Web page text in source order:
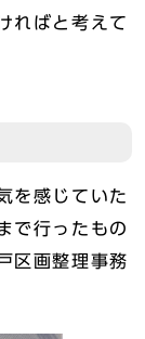
ればと考えて
を感じていた
で行ったもの
区画整理事務